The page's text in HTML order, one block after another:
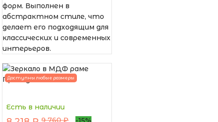
форм. Выполнен в
абстрактном стиле, что
делает его подходящим для
классических и современных
интерьеров.
Доступны любые размеры
Есть в наличии
9 760 ₽